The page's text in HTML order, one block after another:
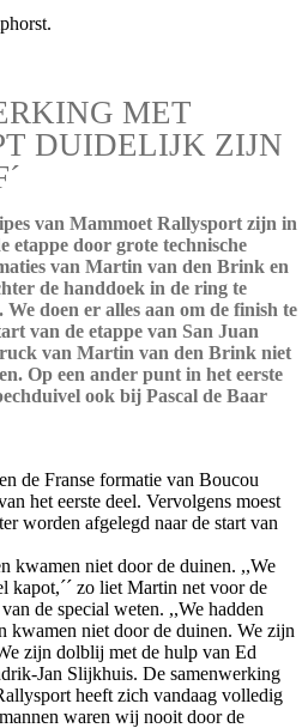
MET
DUIDELIJK ZIJN
van Mammoet Rallysport zijn in
etappe door grote technische
van Martin van den Brink en
de handdoek in de ring te
doen er alles aan om de finish te
van de etappe van San Juan
van Martin van den Brink niet
Op een ander punt in het eerste
ook bij Pascal de Baar
de Franse formatie van Boucou
het eerste deel. Vervolgens moest
worden afgelegd naar de start van
kwamen niet door de duinen. ,,We
kapot,´´ zo liet Martin net voor de
de special weten. ,,We hadden
kwamen niet door de duinen. We zijn
zijn dolblij met de hulp van Ed
Jan Slijkhuis. De samenwerking
heeft zich vandaag volledig
waren wij nooit door de